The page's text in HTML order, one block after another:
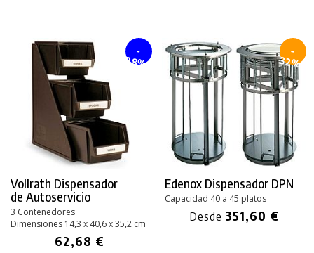
-
28%
Vollrath Dispensador
de Autoservicio
3 Contenedores
Dimensiones 14,3 x 40,6 x 35,2 cm
62,68 €
-
32%
Edenox Dispensador DPN
Capacidad 40 a 45 platos
Desde 351,60 €